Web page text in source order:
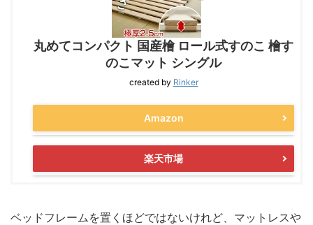
丸めてコンパクト 国産檜 ロール式すのこ 檜す
のこマット シングル
created by Rinker
Amazon
楽天市場
ベッドフレームを置くほどではないけれど、マットレスや